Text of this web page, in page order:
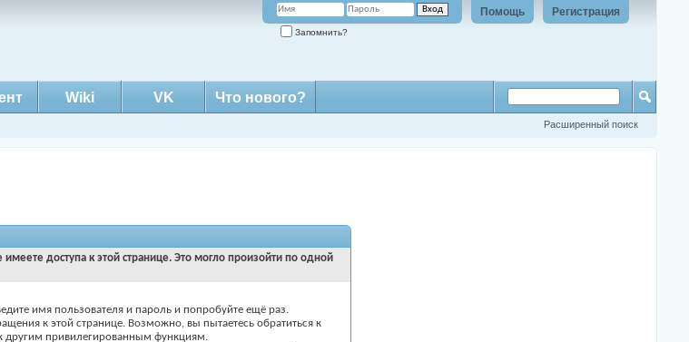
Регистрация
Помощь
Запомнить?
Wiki VK Что нового?
Расширенный поиск
доступа к этой странице. Это могло произойти по одной
имя пользователя и пароль и попробуйте ещё раз.
к этой странице. Возможно, вы пытаетесь обратиться к
другим привилегированным функциям.